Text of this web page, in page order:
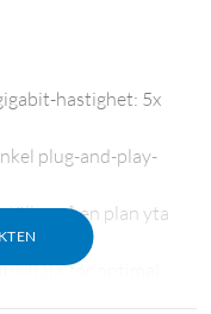
hastighet: 5x
plug-and-play-
på en plan yta
MDIX för optimal